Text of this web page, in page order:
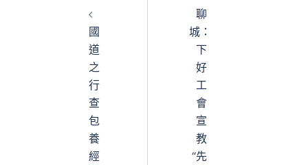
國
道
之
行
查
包
養
經
聊
城：
下
好
工
會
宣
教
“先